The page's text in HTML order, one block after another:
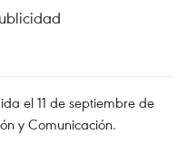
el 11 de septiembre de
y Comunicación.